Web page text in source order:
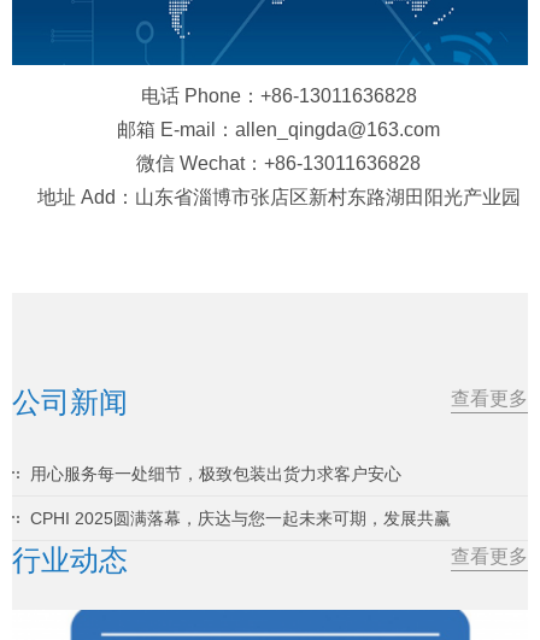
电话 Phone：+86-13011636828
邮箱 E-mail：allen_qingda@163.com
微信 Wechat：+86-13011636828
地址 Add：山东省淄博市张店区新村东路湖田阳光产业园
公司新闻 查看更多
用心服务每一处细节，极致包装出货力求客户安心
CPHI 2025圆满落幕，庆达与您一起未来可期，发展共赢
行业动态 查看更多